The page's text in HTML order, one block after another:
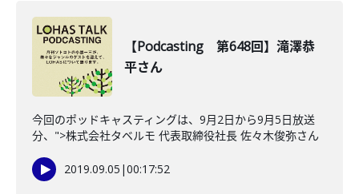
【Podcasting 第648回】滝澤恭
平さん
今回のポッドキャスティングは、9月2日から9月5日放送
分、">株式会社タベルモ 代表取締役社長 佐々木俊弥さん
2019.09.05 |00:17:52